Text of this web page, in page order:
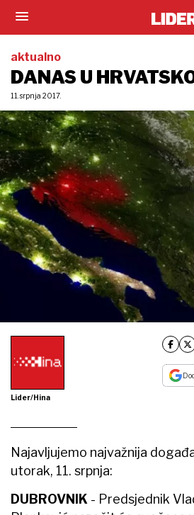
aktualno
DANAS U
11. srpnja 2017.
Lider/Hina
Najavljujemo najvažnija
utorak, 11. srpnja:
DUBROVNIK - Predsjednik